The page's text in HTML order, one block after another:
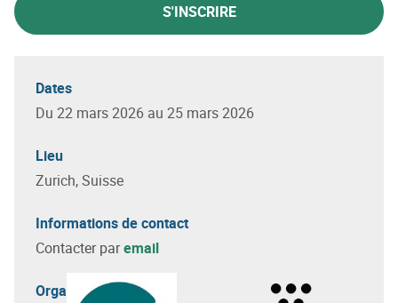
S'INSCRIRE
Dates
Du 22 mars 2026 au 25 mars 2026
Lieu
Zurich, Suisse
Informations de contact
Contacter paremail
Organisateur(s)